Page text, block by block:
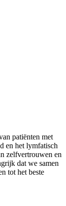
patiënten met
en het lymfatisch
zelfvertrouwen en
dat we samen
tot het beste